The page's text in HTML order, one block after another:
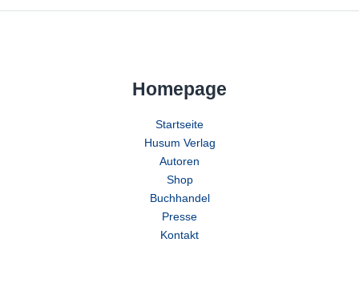
Homepage
Startseite
Husum Verlag
Autoren
Shop
Buchhandel
Presse
Kontakt